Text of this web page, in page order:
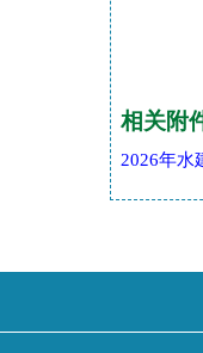
相关附
2026年水